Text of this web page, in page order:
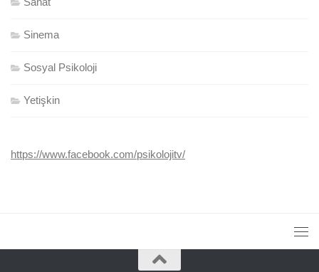
Sinema
Sosyal Psikoloji
Yetişkin
https://www.facebook.com/psikolojitv/